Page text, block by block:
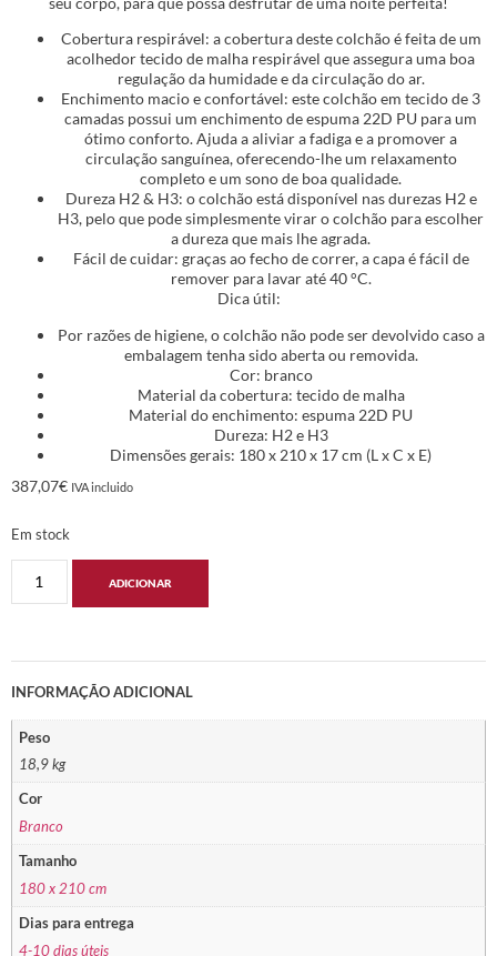
Cobertura respirável: a cobertura deste colchão é feita de um
acolhedor tecido de malha respirável que assegura uma boa
regulação da humidade e da circulação do ar.
Enchimento macio e confortável: este colchão em tecido de 3
camadas possui um enchimento de espuma 22D PU para um
ótimo conforto. Ajuda a aliviar a fadiga e a promover a
circulação sanguínea, oferecendo-lhe um relaxamento
completo e um sono de boa qualidade.
Dureza H2 & H3: o colchão está disponível nas durezas H2 e
H3, pelo que pode simplesmente virar o colchão para escolher
a dureza que mais lhe agrada.
Fácil de cuidar: graças ao fecho de correr, a capa é fácil de
remover para lavar até 40 °C.
Dica útil:
Por razões de higiene, o colchão não pode ser devolvido caso a
embalagem tenha sido aberta ou removida.
Cor: branco
Material da cobertura: tecido de malha
Material do enchimento: espuma 22D PU
Dureza: H2 e H3
Dimensões gerais: 180 x 210 x 17 cm (L x C x E)
387,07€ IVA incluido
Em stock
ADICIONAR
INFORMAÇÃO ADICIONAL
Peso
18,9 kg
Cor
Branco
Tamanho
180 x 210 cm
Dias para entrega
4-10 dias úteis